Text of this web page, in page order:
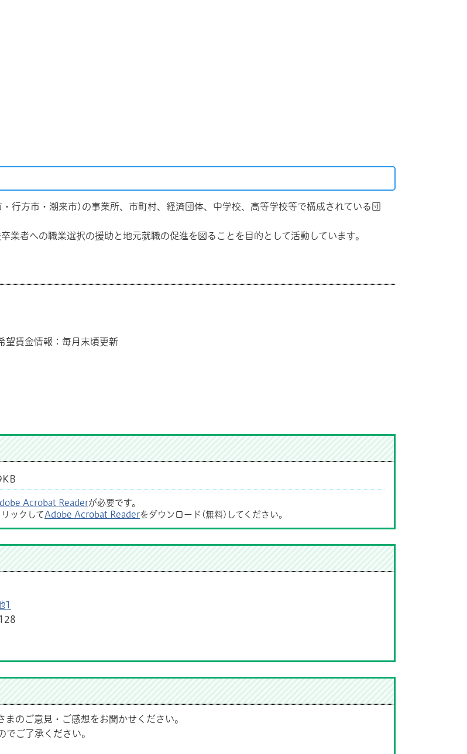
行方市・潮来市)の事業所、市町村、経済団体、中学校、高等学校等で構成されている団
業者への職業選択の援助と地元就職の促進を図ることを目的として活動しています。
望賃金情報：毎月末頃更新
Acrobat Readerが必要です。
ックして Adobe Acrobat Readerをダウンロード(無料)してください。
1
のご意見・ご感想をお聞かせください。
ご了承ください。